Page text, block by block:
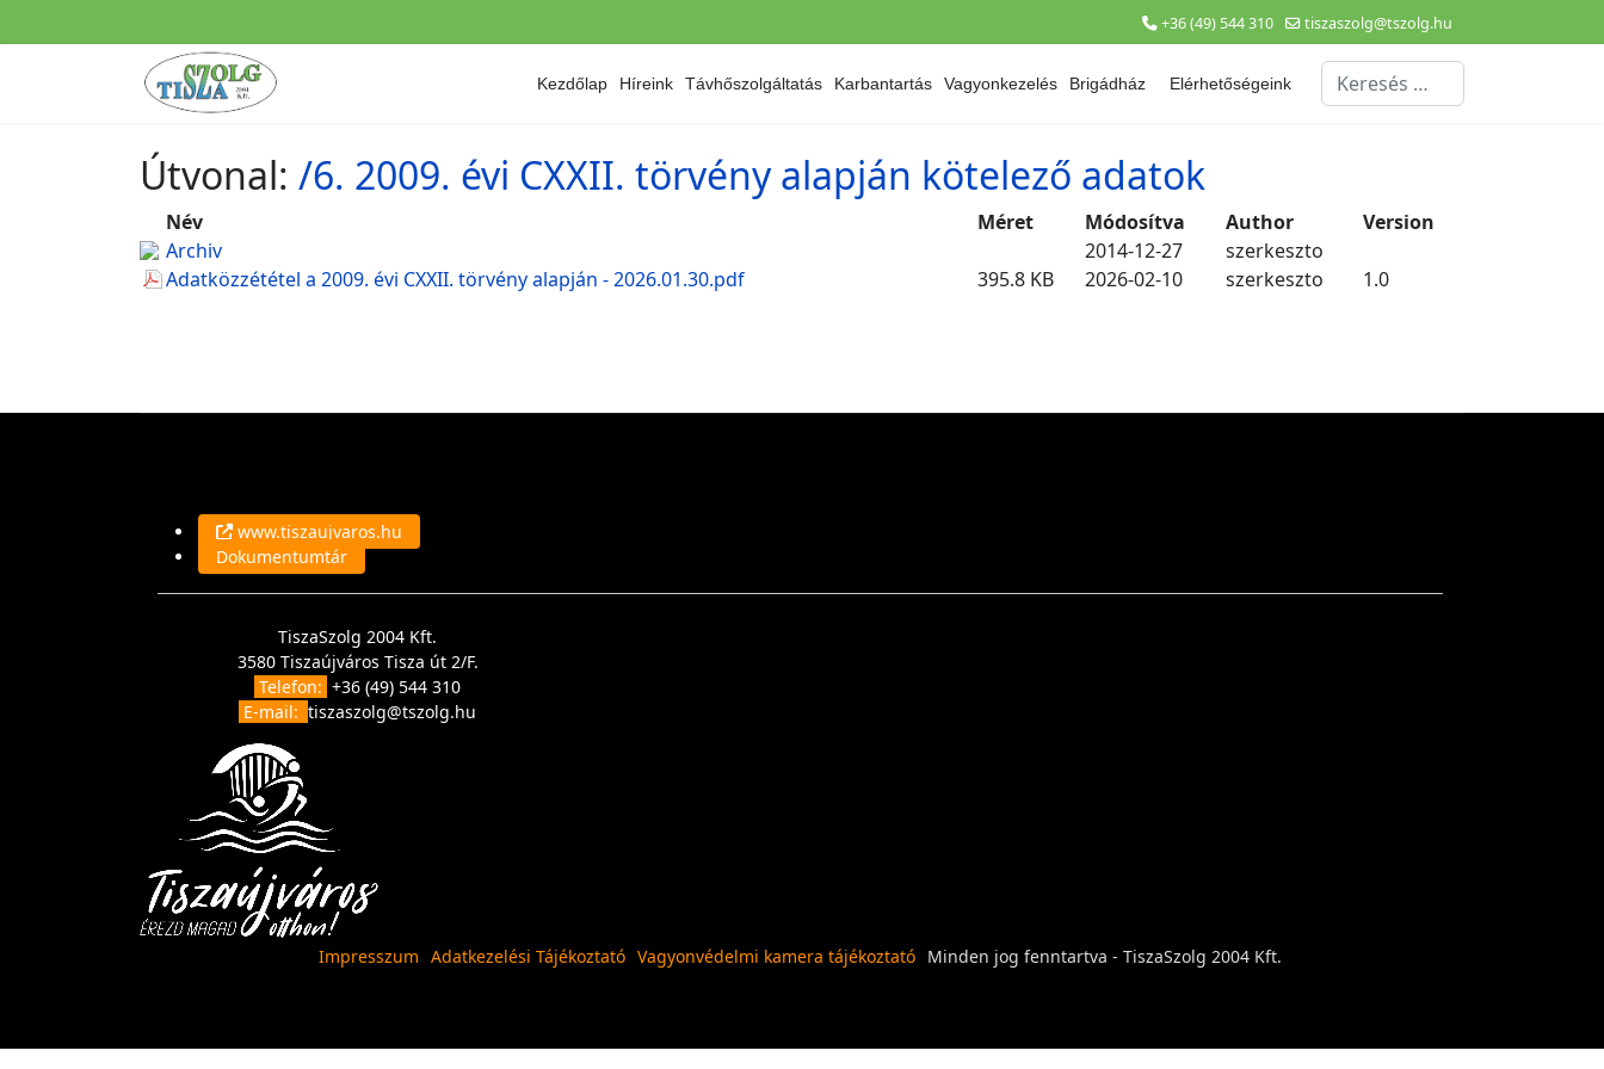
+36 (49) 544 310 tiszaszolg@tszolg.hu
Kezdőlap Híreink Távhőszolgáltatás Karbantartás Vagyonkezelés Brigádház Elérhetőségeink Keresés...
Útvonal: /6. 2009. évi CXXII. törvény alapján kötelező adatok
Név Méret Módosítva Author
Version
Archiv
2014-12-27
szerkeszto
Adatközzététel a 2009. évi CXXII. törvény alapján - 2026.01.30.pdf
395.8 KB 2026-02-10 szerkeszto 1.0
www.tiszaujvaros.hu
Dokumentumtár
TiszaSzolg 2004 Kft.
3580 Tiszaújváros Tisza út 2/F.
Telefon: +36 (49) 544 310
E-mail:tiszaszolg@tszolg.hu
Impresszum Adatkezelési Tájékoztató Vagyonvédelmi kamera tájékoztató Minden jog fenntartva - TiszaSzolg 2004 Kft.